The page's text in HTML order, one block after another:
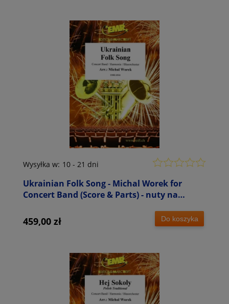
Ukrainian Folk Song - Michal Worek for
Concert Band (Score & Parts) - nuty na
Wysyłka w: 10 - 21 dni
459,00 zł Do koszyka